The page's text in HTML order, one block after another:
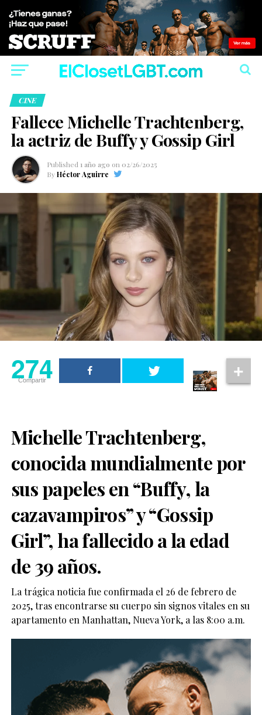
CINE
Fallece Michelle Trachtenberg,
la actriz de Buffy y Gossip Girl
Published 1 año ago on 02/26/2025
By Héctor Aguirre
274
Compartir
Michelle Trachtenberg,
conocida mundialmente por
sus papeles en “Buffy, la
cazavampiros” y “Gossip
Girl”, ha fallecido a la edad
de 39 años.
La trágica noticia fue confirmada el 26 de febrero de
2025, tras encontrarse su cuerpo sin signos vitales en su
apartamento en Manhattan, Nueva York, a las 8:00 a.m.